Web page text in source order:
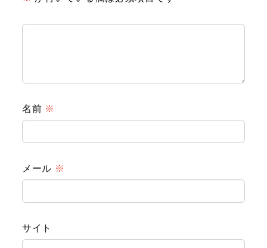
名前 ※
メール ※
サイト